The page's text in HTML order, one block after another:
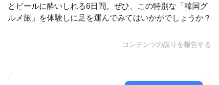
とビールに酔いしれる6日間。ぜひ、この特別な「韓国グ
ルメ旅」を体験しに足を運んでみてはいかがでしょうか？
コンテンツの誤りを報告する